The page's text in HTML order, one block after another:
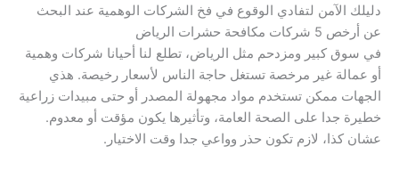
دليلك الآمن لتفادي الوقوع في فخ الشركات الوهمية عند البحث
عن أرخص 5 شركات مكافحة حشرات الرياض
في سوق كبير ومزدحم مثل الرياض، تطلع لنا أحيانا شركات وهمية
أو عمالة غير مرخصة تستغل حاجة الناس لأسعار رخيصة. هذي
الجهات ممكن تستخدم مواد مجهولة المصدر أو حتى مبيدات زراعية
خطيرة جدا على الصحة العامة، وتأثيرها يكون مؤقت أو معدوم.
عشان كذا، لازم تكون حذر وواعي جدا وقت الاختيار.